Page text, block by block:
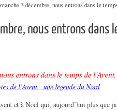
3 décembre, nous entrons dans le
nous entrons dans
entrons dans le temps de
de l’Avent, une légende du Nord
et à Noël qui, aujourd’hui plus que